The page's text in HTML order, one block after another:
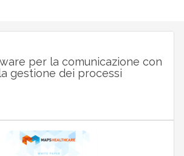
per la comunicazione con
gestione dei processi